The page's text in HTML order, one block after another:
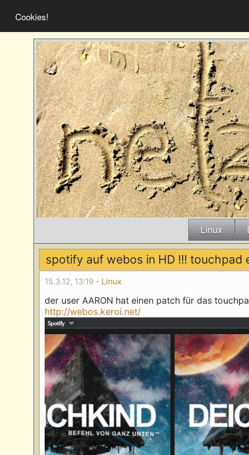
Cookies!
Linux
spotify auf webos in HD !!! touchpad
15.3.12, 13:19 - Linux
der user AARON hat einen patch für das
http://webos.keroi.net/